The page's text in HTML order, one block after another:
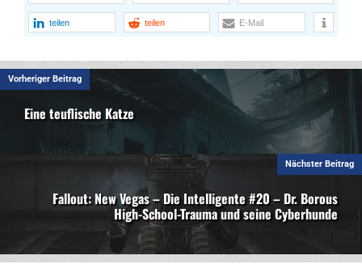
teilen teilen E-Mail
Vorheriger Beitrag
Eine teuflische Katze
Nächster Beitrag
Fallout: New Vegas – Die Intelligente #20 – Dr. Borous
High-School-Trauma und seine Cyberhunde